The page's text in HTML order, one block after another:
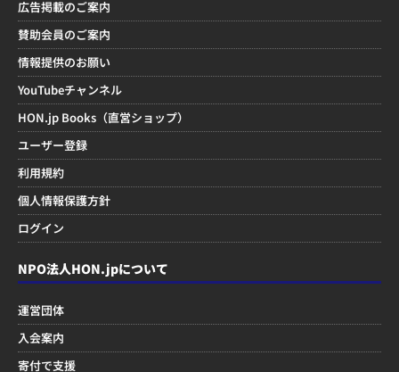
広告掲載のご案内
賛助会員のご案内
情報提供のお願い
YouTubeチャンネル
HON.jp Books（直営ショップ）
ユーザー登録
利用規約
個人情報保護方針
ログイン
NPO法人HON.jpについて
運営団体
入会案内
寄付で支援